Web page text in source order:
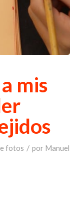
mis
fotos / por Manuel